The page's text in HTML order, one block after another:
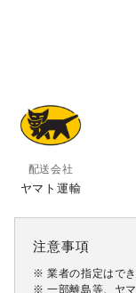
配送会社
ヤマト運輸
注意事項
※ 業者の指定はでき
※ 一部離島等、ヤ